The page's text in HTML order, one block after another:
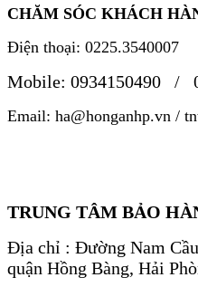
CHĂM SÓC KHÁCH
Điện thoại: 0225.3540007
Mobile: 0934150490 /
Email: ha@honganhp.vn /
TRUNG TÂM BẢO
Địa chỉ : Đường Nam
quận Hồng Bàng, Hải